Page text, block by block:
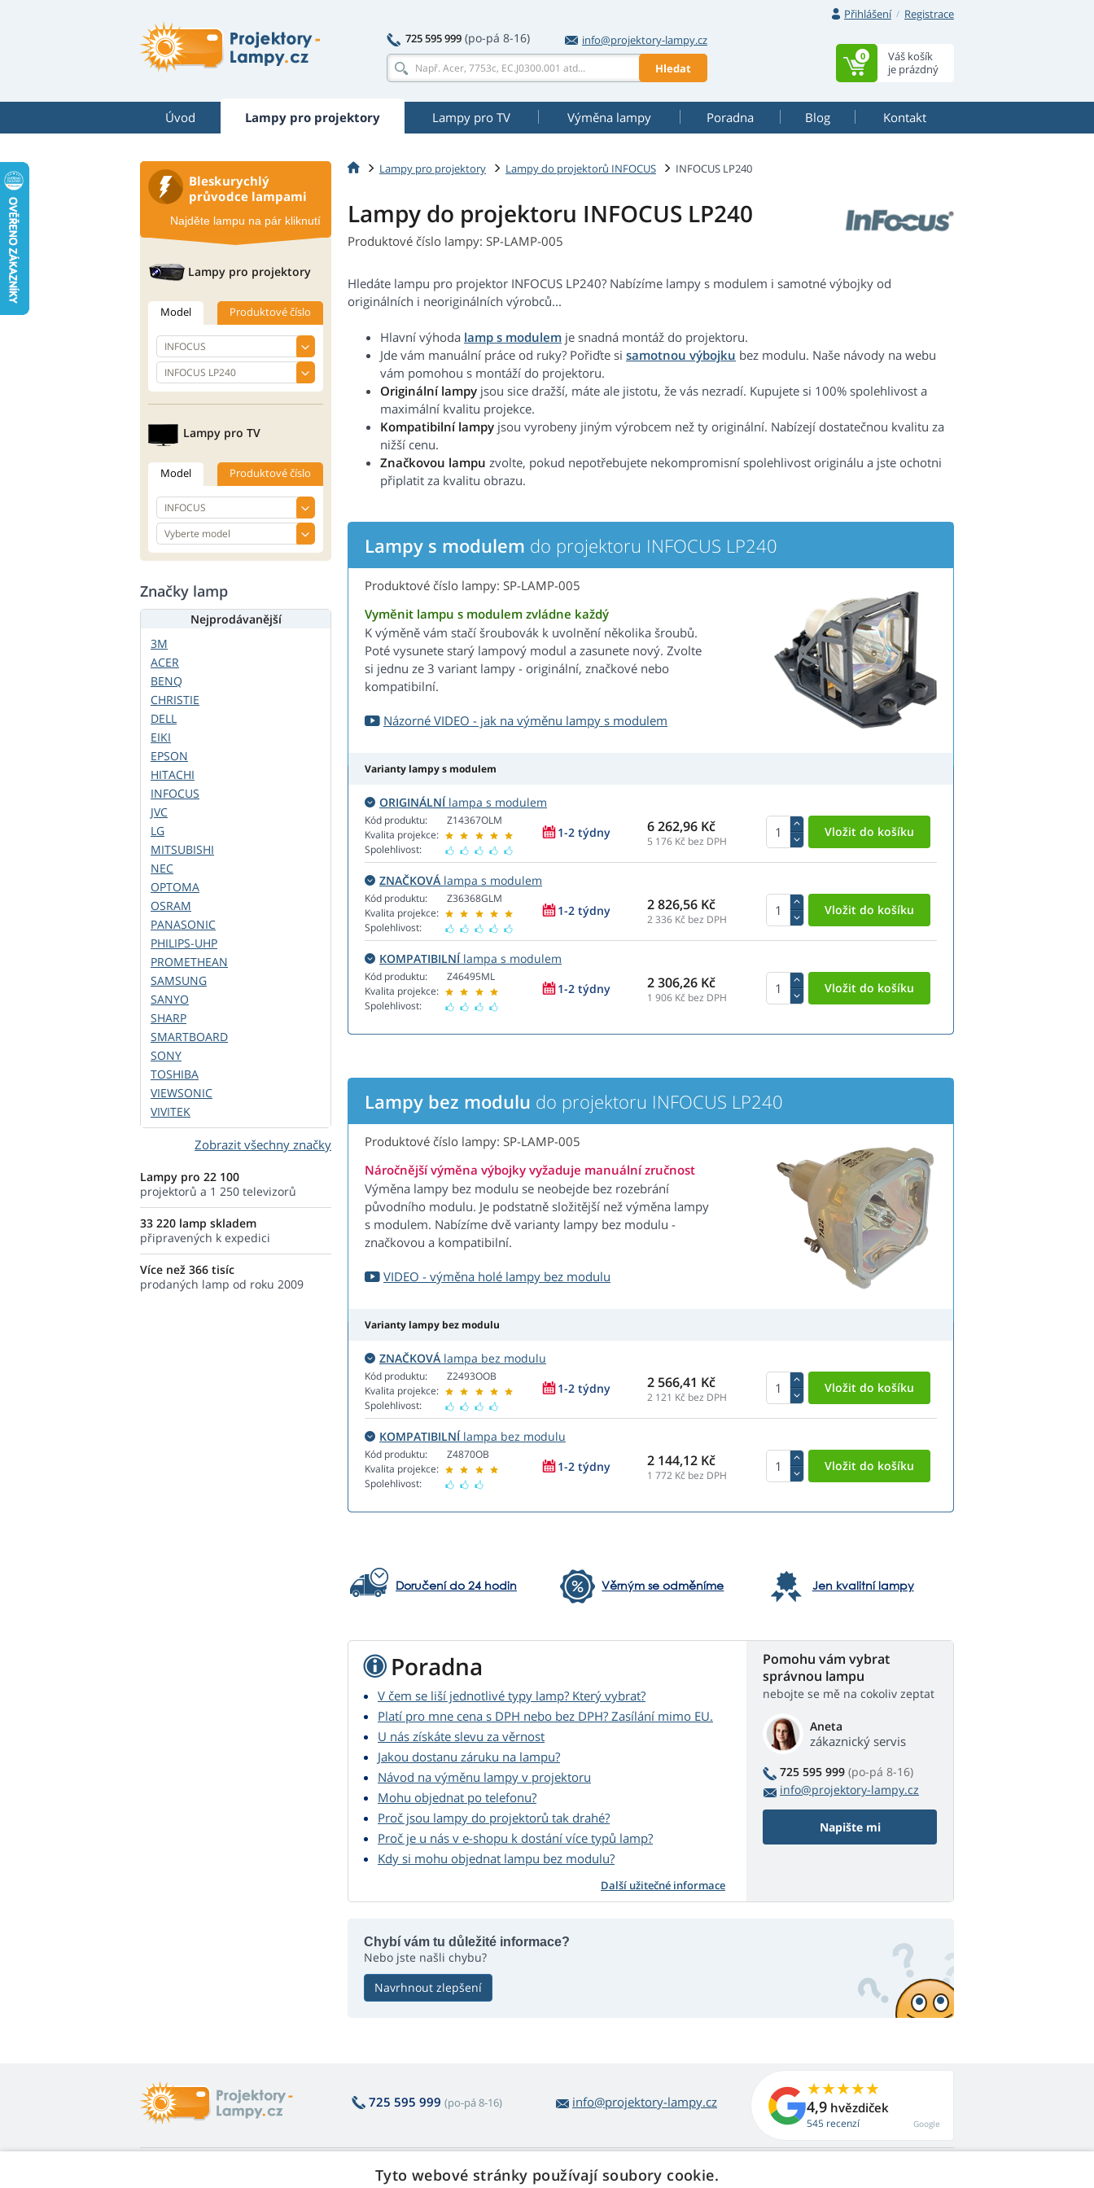
Přihlášení
Registrace
725 595 999 (po-pá 8-16)
info@projektory-lampy.cz
Hledat
Váš košík
je prázdný
0
Úvod Lampy pro projektory Lampy pro TV Výměna lampy Poradna Blog Kontakt
Lampy pro projektory Lampy do projektorů INFOCUS INFOCUS LP240
Lampy do projektoru INFOCUS LP240
Produktové číslo lampy: SP-LAMP-005
Hledáte lampu pro projektor INFOCUS LP240? Nabízíme lampy s modulem i samotné výbojky od
originálních i neoriginálních výrobců...
Hlavní výhoda lamp s modulem je snadná montáž do projektoru.
Jde vám manuální práce od ruky? Pořiďte si samotnou výbojku bez modulu. Naše návody na webu
vám pomohou s montáží do projektoru.
Originální lampy jsou sice dražší, máte ale jistotu, že vás nezradí. Kupujete si 100% spolehlivost a
maximální kvalitu projekce.
Kompatibilní lampy jsou vyrobeny jiným výrobcem než ty originální. Nabízejí dostatečnou kvalitu za
nižší cenu.
Značkovou lampu zvolte, pokud nepotřebujete nekompromisní spolehlivost originálu a jste ochotni
připlatit za kvalitu obrazu.
Lampy s modulem do projektoru INFOCUS LP240
Produktové číslo lampy: SP-LAMP-005
Vyměnit lampu s modulem zvládne každý
K výměně vám stačí šroubovák k uvolnění několika šroubů.
Poté vysunete starý lampový modul a zasunete nový. Zvolte
si jednu ze 3 variant lampy - originální, značkové nebo
kompatibilní.
Názorné VIDEO - jak na výměnu lampy s modulem
Varianty lampy s modulem
ORIGINÁLNÍlampa s modulem
Kód produktu:
Kvalita projekce:
Spolehlivost:
Z14367OLM
1-2 týdny 6 262,96 Kč
5 176 Kč bez DPH
ZNAČKOVÁ lampa s modulem
Kód produktu:
Kvalita projekce:
Spolehlivost:
Z36368GLM
1-2 týdny 2 826,56 Kč
2 336 Kč bez DPH
KOMPATIBILNÍlampa s modulem
Kód produktu:
Kvalita projekce:
Spolehlivost:
Z46495ML
1-2 týdny 2 306,26 Kč
1 906 Kč bez DPH
Lampy bez modulu do projektoru INFOCUS LP240
Produktové číslo lampy: SP-LAMP-005
Náročnější výměna výbojky vyžaduje manuální zručnost
Výměna lampy bez modulu se neobejde bez rozebrání
původního modulu. Je podstatně složitější než výměna lampy
s modulem. Nabízíme dvě varianty lampy bez modulu -
značkovou a kompatibilní.
VIDEO - výměna holé lampy bez modulu
Varianty lampy bez modulu
ZNAČKOVÁ lampa bez modulu
Kód produktu:
Kvalita projekce:
Spolehlivost:
Z2493OOB
1-2 týdny 2 566,41 Kč
2 121 Kč bez DPH
KOMPATIBILNÍlampa bez modulu
Kód produktu:
Kvalita projekce:
Spolehlivost:
Z4870OB
1-2 týdny 2 144,12 Kč
1 772 Kč bez DPH
Doručení do 24 hodin Věrným se odměníme Jen kvalitní lampy
Poradna
V čem se liší jednotlivé typy lamp? Který vybrat?
Platí pro mne cena s DPH nebo bez DPH? Zasílání mimo EU.
U nás získáte slevu za věrnost
Jakou dostanu záruku na lampu?
Návod na výměnu lampy v projektoru
Mohu objednat po telefonu?
Proč jsou lampy do projektorů tak drahé?
Proč je u nás v e-shopu k dostání více typů lamp?
Kdy si mohu objednat lampu bez modulu?
Další užitečné informace
Pomohu vám vybrat
správnou lampu
nebojte se mě na cokoliv zeptat
Aneta
zákaznický servis
725 595 999 (po-pá 8-16)
info@projektory-lampy.cz
Napište mi
Chybí vám tu důležité informace?
Nebo jste našli chybu?
Navrhnout zlepšení
Bleskurychlý
průvodce lampami
Najděte lampu na pár kliknutí
Lampy pro projektory
Model Produktové číslo
Lampy pro TV
Model Produktové číslo
Značky lamp
Nejprodávanější
3M
ACER
BENQ
CHRISTIE
DELL
EIKI
EPSON
HITACHI
INFOCUS
JVC
LG
MITSUBISHI
NEC
OPTOMA
OSRAM
PANASONIC
PHILIPS-UHP
PROMETHEAN
SAMSUNG
SANYO
SHARP
SMARTBOARD
SONY
TOSHIBA
VIEWSONIC
VIVITEK
Zobrazit všechny značky
Lampy pro 22 100
projektorů a 1 250 televizorů
33 220 lamp skladem
připravených k expedici
Více než 366 tisíc
prodaných lamp od roku 2009
725 595 999 (po-pá 8-16) info@projektory-lampy.cz 4,9 hvězdiček
545 recenzí Google
O nákupu lamp Web Retail s.r.o.
Tyto webové stránky používají soubory cookie.